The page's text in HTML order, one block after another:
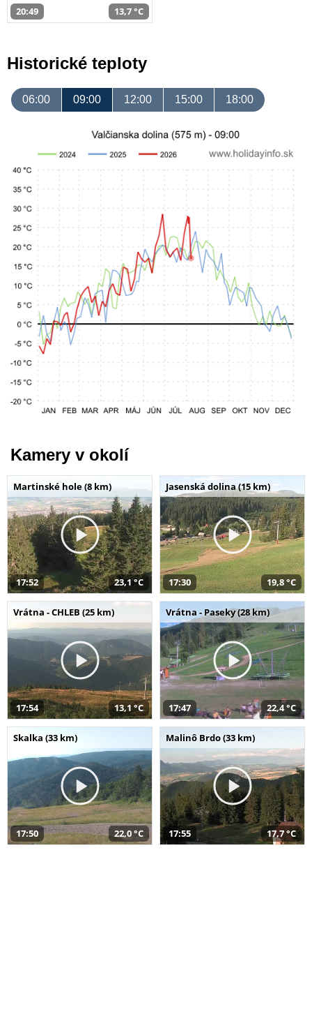
20:49 13,7 °C
Historické teploty
06:00 09:00 12:00 15:00 18:00
Kamery v okolí
Martinské hole (8 km)
17:52 23,1 °C
Jasenská dolina (15 km)
17:30 19,8 °C
Vrátna - CHLEB (25 km)
17:54 13,1 °C
Vrátna - Paseky (28 km)
17:47 22,4 °C
Skalka (33 km)
17:50 22,0 °C
Malinô Brdo (33 km)
17:55 17,7 °C